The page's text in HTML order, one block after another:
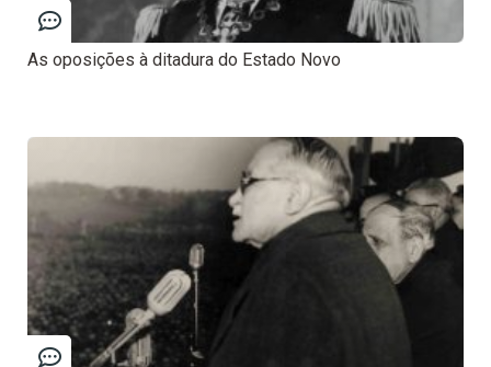
As oposições à ditadura do Estado Novo